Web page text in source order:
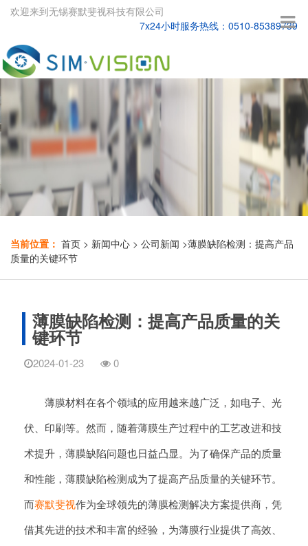
欢迎来到无锡赛默斐视科技有限公司
7x24小时服务热线：0510-85389739
当前位置： 首页 > 新闻中心 > 公司新闻 >薄膜缺陷检测：提高产品
质量的关键环节
薄膜缺陷检测：提高产品质量的关
键环节
2024-01-23 0
薄膜材料在各个领域的应用越来越广泛，如电子、光
伏、印刷等。然而，随着薄膜生产过程中的工艺改进和技
术提升，薄膜缺陷问题也日益凸显。为了确保产品的质量
和性能，薄膜缺陷检测成为了提高产品质量的关键环节。
而赛默斐视作为全球领先的薄膜检测解决方案提供商，凭
借其先进的技术和丰富的经验，为薄膜行业提供了高效、